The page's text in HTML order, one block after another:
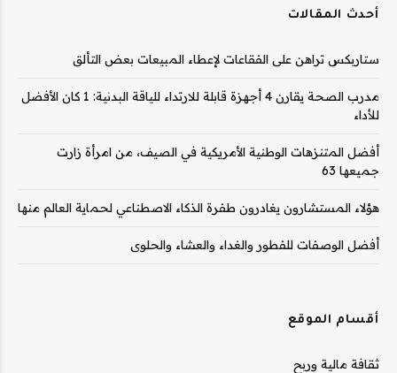
أحدث المقالات
ستاربكس تراهن على الفقاعات لإعطاء المبيعات بعض التألق
مدرب الصحة يقارن 4 أجهزة قابلة للارتداء للياقة البدنية: 1 كان الأفضل
للأداء
أفضل المتنزهات الوطنية الأمريكية في الصيف، من امرأة زارت
جميعها 63
هؤلاء المستشارون يغادرون طفرة الذكاء الاصطناعي لحماية العالم منها
أفضل الوصفات للفطور والغداء والعشاء والحلوى
أقسام الموقع
ثقافة مالية وربح